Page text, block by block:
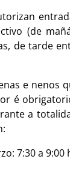
(de
de tarde
e nenos
é
a
7:30 a 9:00